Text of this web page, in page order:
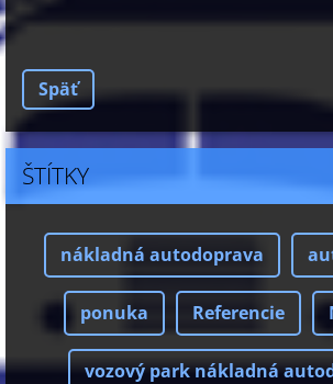
Späť
ŠTÍTKY
nákladná autodoprava
ponuka Referencie
vozový park nákladná